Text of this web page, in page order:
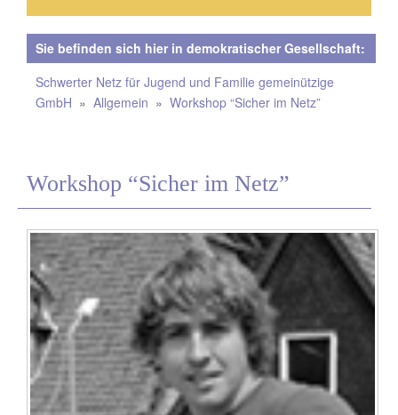
Sie befinden sich hier in demokratischer Gesellschaft:
Schwerter Netz für Jugend und Familie gemeinützige
GmbH » Allgemein » Workshop “Sicher im Netz”
Workshop “Sicher im Netz”